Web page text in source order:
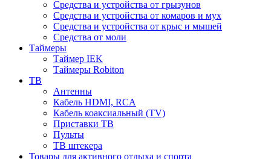
Средства и устройства от грызунов
Средства и устройства от комаров и мух
Средства и устройства от крыс и мышей
Средства от моли
Таймеры
Таймер IEK
Таймеры Robiton
ТВ
Антенны
Кабель HDMI, RCA
Кабель коаксиальный (TV)
Приставки ТВ
Пульты
ТВ штекера
Товары для активного отдыха и спорта